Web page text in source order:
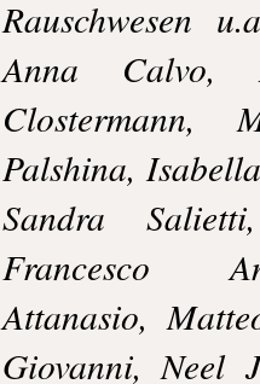
Rauschwesen
Anna Calvo,
Clostermann,
Palshina,
Sandra
Francesco
Attanasio,
Giovanni, Neel